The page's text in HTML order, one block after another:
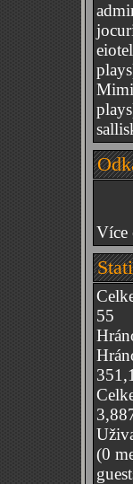
Více
55
(0